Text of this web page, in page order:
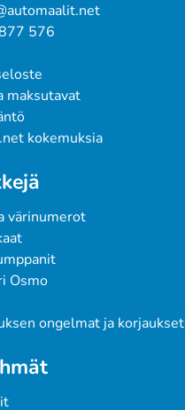
576
maksutavat
kokemuksia
värinumerot
Osmo
ongelmat ja korjaukset